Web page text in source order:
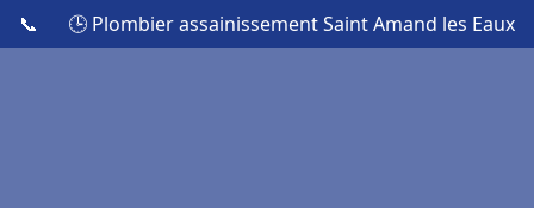
📞 🕒 Plombier assainissement Saint Amand les Eaux